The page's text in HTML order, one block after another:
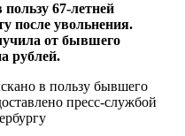
67-летней
после увольнения.
от бывшего
рублей.